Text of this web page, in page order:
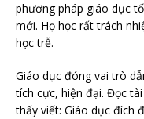
phương pháp giáo dục
mới. Họ học rất trách
học trễ.
Giáo dục đóng vai trò
tích cực, hiện đại. Đọc
thấy viết: Giáo dục đích